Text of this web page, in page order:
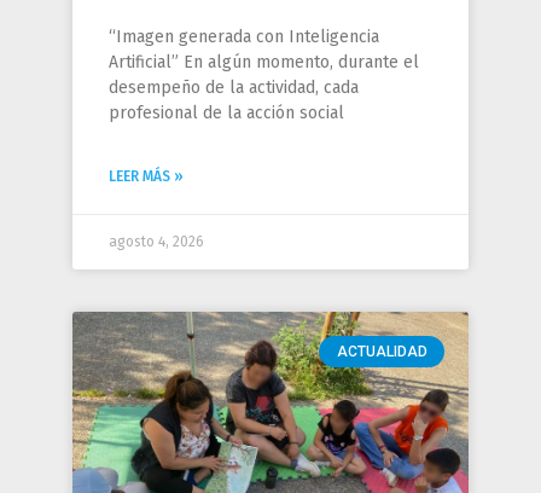
“Imagen generada con Inteligencia
Artificial” En algún momento, durante el
desempeño de la actividad, cada
profesional de la acción social
LEER MÁS »
agosto 4, 2026
ACTUALIDAD